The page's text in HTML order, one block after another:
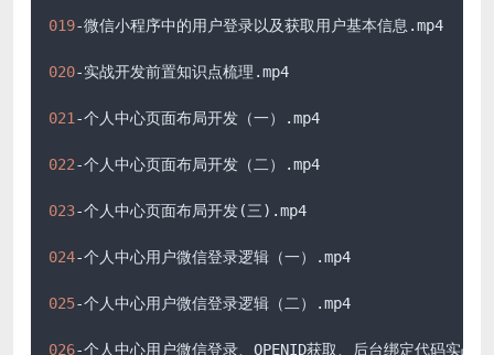
019-微信小程序中的用户登录以及获取用户基本信息 .mp4
020-实战开发前置知识点梳理 .mp4
021-个人中心页面布局开发（一） .mp4
022-个人中心页面布局开发（二） .mp4
023-个人中心页面布局开发(三) .mp4
024-个人中心用户微信登录逻辑（一） .mp4
025-个人中心用户微信登录逻辑（二） .mp4
026-个人中心用户微信登录、OPENID获取、后台绑定代码实战